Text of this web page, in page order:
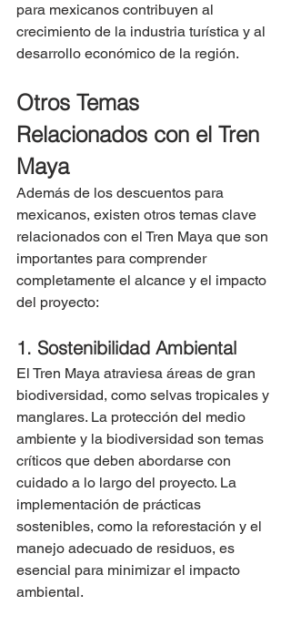
para mexicanos contribuyen al
crecimiento de la industria turística y al
desarrollo económico de la región.
Otros Temas
Relacionados con el Tren
Maya
Además de los descuentos para
mexicanos, existen otros temas clave
relacionados con el Tren Maya que son
importantes para comprender
completamente el alcance y el impacto
del proyecto:
1. Sostenibilidad Ambiental
El Tren Maya atraviesa áreas de gran
biodiversidad, como selvas tropicales y
manglares. La protección del medio
ambiente y la biodiversidad son temas
críticos que deben abordarse con
cuidado a lo largo del proyecto. La
implementación de prácticas
sostenibles, como la reforestación y el
manejo adecuado de residuos, es
esencial para minimizar el impacto
ambiental.